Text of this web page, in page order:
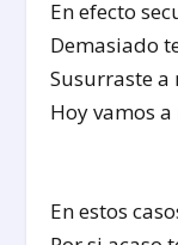
En efecto
Demasiado
Susurraste a
Hoy vamos
En estos